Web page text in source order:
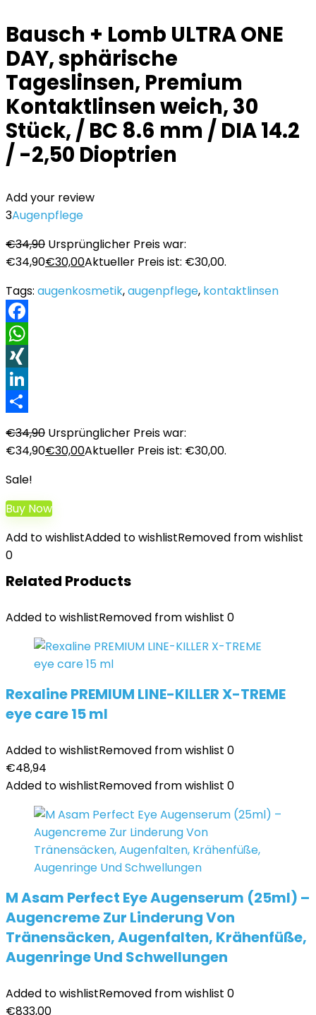
Bausch + Lomb ULTRA ONE
DAY, sphärische
Tageslinsen, Premium
Kontaktlinsen weich, 30
Stück, / BC 8.6 mm / DIA 14.2
/ -2,50 Dioptrien
Add your review
3Augenpflege
€34,90 Ursprünglicher Preis war:
€34,90€30,00Aktueller Preis ist: €30,00.
Tags: augenkosmetik,augenpflege, kontaktlinsen
Facebook
WhatsApp
XING
LinkedIn
€34,90 Ursprünglicher Preis war:
€34,90€30,00Aktueller Preis ist: €30,00.
Sale!
Buy Now
Add to wishlistAdded to wishlistRemoved from wishlist
0
Related Products
Added to wishlistRemoved from wishlist 0
Rexaline PREMIUM LINE-KILLER X-TREME
eye care 15 ml
Added to wishlistRemoved from wishlist 0
€48,94
Added to wishlistRemoved from wishlist 0
M Asam Perfect Eye Augenserum (25ml) –
Augencreme Zur Linderung Von
Tränensäcken, Augenfalten, Krähenfüße,
Augenringe Und Schwellungen
Added to wishlistRemoved from wishlist 0
€833,00